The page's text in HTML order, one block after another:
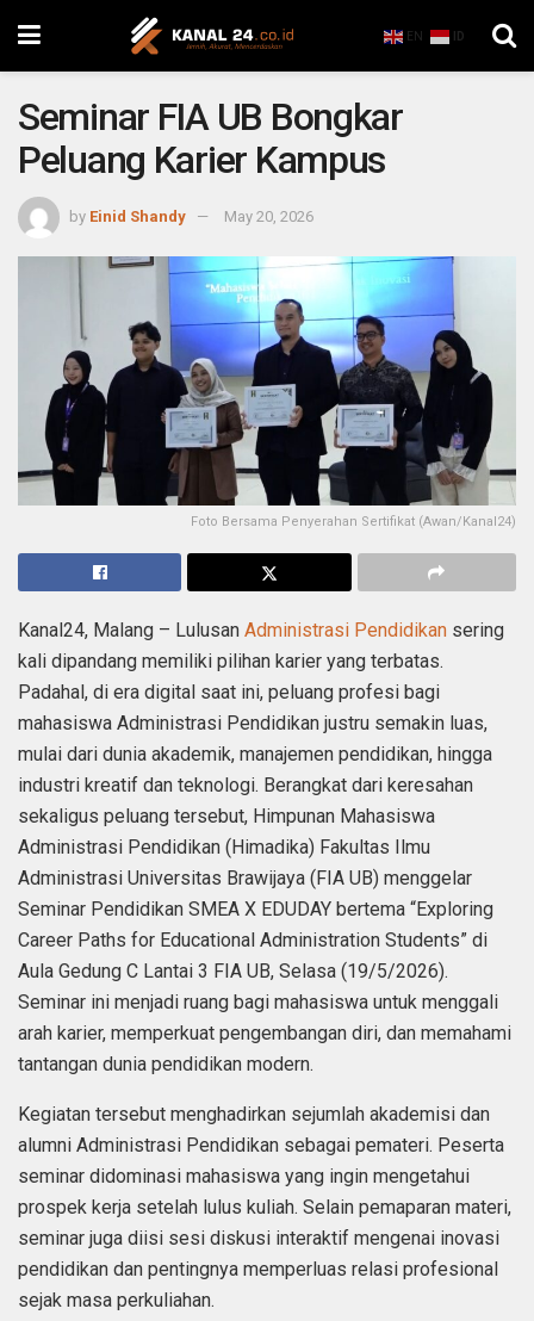
EN ID
Seminar FIA UB Bongkar
Peluang Karier Kampus
by Einid Shandy May 20, 2026
Foto Bersama Penyerahan Sertifikat (Awan/Kanal24)
Kanal24, Malang – Lulusan Administrasi Pendidikan sering
kali dipandang memiliki pilihan karier yang terbatas.
Padahal, di era digital saat ini, peluang profesi bagi
mahasiswa Administrasi Pendidikan justru semakin luas,
mulai dari dunia akademik, manajemen pendidikan, hingga
industri kreatif dan teknologi. Berangkat dari keresahan
sekaligus peluang tersebut, Himpunan Mahasiswa
Administrasi Pendidikan (Himadika) Fakultas Ilmu
Administrasi Universitas Brawijaya (FIA UB) menggelar
Seminar Pendidikan SMEA X EDUDAY bertema “Exploring
Career Paths for Educational Administration Students” di
Aula Gedung C Lantai 3 FIA UB, Selasa (19/5/2026).
Seminar ini menjadi ruang bagi mahasiswa untuk menggali
arah karier, memperkuat pengembangan diri, dan memahami
tantangan dunia pendidikan modern.
Kegiatan tersebut menghadirkan sejumlah akademisi dan
alumni Administrasi Pendidikan sebagai pemateri. Peserta
seminar didominasi mahasiswa yang ingin mengetahui
prospek kerja setelah lulus kuliah. Selain pemaparan materi,
seminar juga diisi sesi diskusi interaktif mengenai inovasi
pendidikan dan pentingnya memperluas relasi profesional
sejak masa perkuliahan.